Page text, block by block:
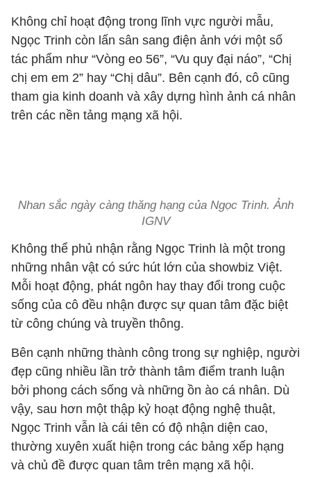
Không chỉ hoạt động trong lĩnh vực người mẫu,
Ngọc Trinh còn lấn sân sang điện ảnh với một số
tác phẩm như “Vòng eo 56”, “Vu quy đại náo”, “Chị
chị em em 2” hay “Chị dâu”. Bên cạnh đó, cô cũng
tham gia kinh doanh và xây dựng hình ảnh cá nhân
trên các nền tảng mạng xã hội.
Nhan sắc ngày càng thăng hạng của Ngọc Trinh. Ảnh
IGNV
Không thể phủ nhận rằng Ngọc Trinh là một trong
những nhân vật có sức hút lớn của showbiz Việt.
Mỗi hoạt động, phát ngôn hay thay đổi trong cuộc
sống của cô đều nhận được sự quan tâm đặc biệt
từ công chúng và truyền thông.
Bên cạnh những thành công trong sự nghiệp, người
đẹp cũng nhiều lần trở thành tâm điểm tranh luận
bởi phong cách sống và những ồn ào cá nhân. Dù
vậy, sau hơn một thập kỷ hoạt động nghệ thuật,
Ngọc Trinh vẫn là cái tên có độ nhận diện cao,
thường xuyên xuất hiện trong các bảng xếp hạng
và chủ đề được quan tâm trên mạng xã hội.